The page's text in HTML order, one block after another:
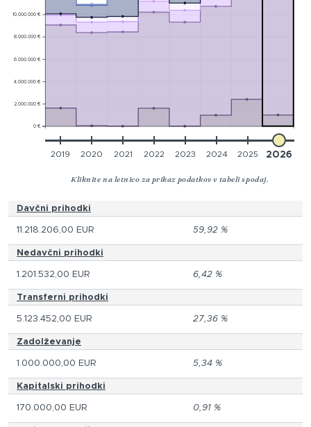
0 €
2.000.000 €
4.000.000 €
6.000.000 €
8.000.000 €
10.000.000 €
2019 2020 2021 2022 2023 2024 2025 2026
Kliknite na letnico za prikaz podatkov v tabeli spodaj.
Davčni prihodki
11.218.206,00 EUR 59,92 %
Nedavčni prihodki
1.201.532,00 EUR 6,42 %
Transferni prihodki
5.123.452,00 EUR 27,36 %
Zadolževanje
1.000.000,00 EUR 5,34 %
Kapitalski prihodki
170.000,00 EUR 0,91 %